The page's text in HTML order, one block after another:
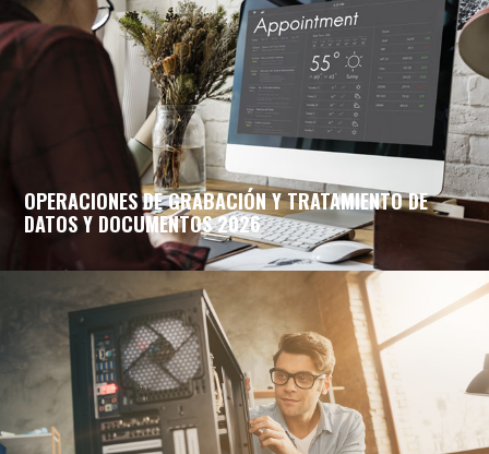
OPERACIONES DE GRABACIÓN Y TRATAMIENTO DE
DATOS Y DOCUMENTOS 2026